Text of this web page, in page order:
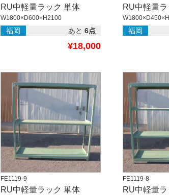
RU中軽量ラック 単体
W1800×D600×H2100
福岡 あと6点
¥18,000
RU中軽量
福岡
FE1119-9
RU中軽量ラック 単体
FE1119-8
RU中軽量